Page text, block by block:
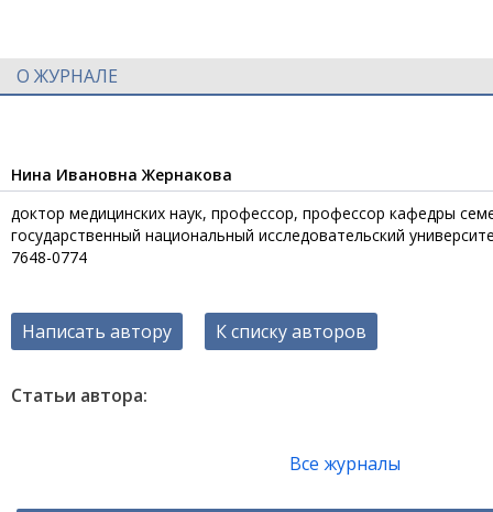
О ЖУРНАЛЕ
Нина Ивановна Жернакова
доктор медицинских наук, профессор, профессор кафедры
государственный национальный исследовательский
7648-0774
Написать автору К списку авторов
Статьи автора:
Все журналы